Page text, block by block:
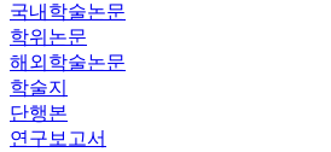
국내학술논문
학위논문
해외학술논문
학술지
단행본
연구보고서